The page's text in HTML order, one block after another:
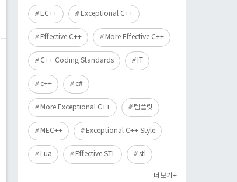
EC++ Exceptional C++
Effective C++ More Effective C++
C++ Coding Standards IT
c++ c#
More Exceptional C++ 템플릿
MEC++ Exceptional C++ Style
Lua Effective STL stl
더보기+